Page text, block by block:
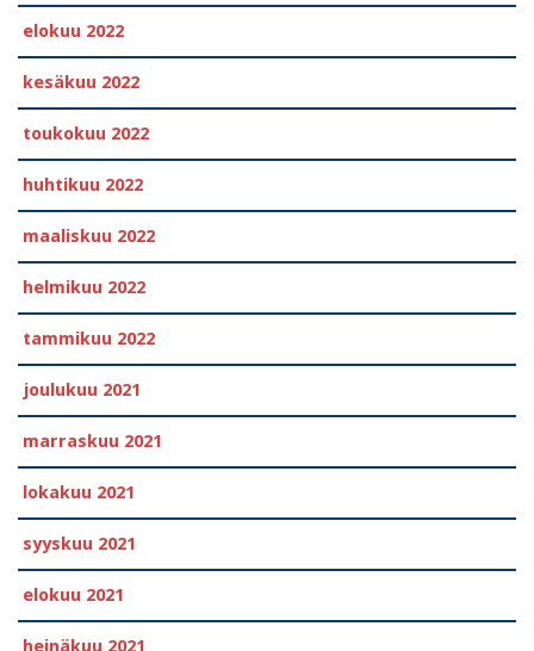
elokuu 2022
kesäkuu 2022
toukokuu 2022
huhtikuu 2022
maaliskuu 2022
helmikuu 2022
tammikuu 2022
joulukuu 2021
marraskuu 2021
lokakuu 2021
syyskuu 2021
elokuu 2021
heinäkuu 2021